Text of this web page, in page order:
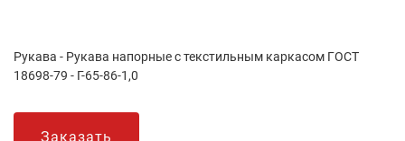
Рукава - Рукава напорные с текстильным каркасом ГОСТ
18698-79 - Г-65-86-1,0
Заказать